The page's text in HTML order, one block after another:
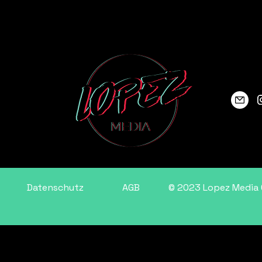
Datenschutz AGB © 2023 Lopez Media